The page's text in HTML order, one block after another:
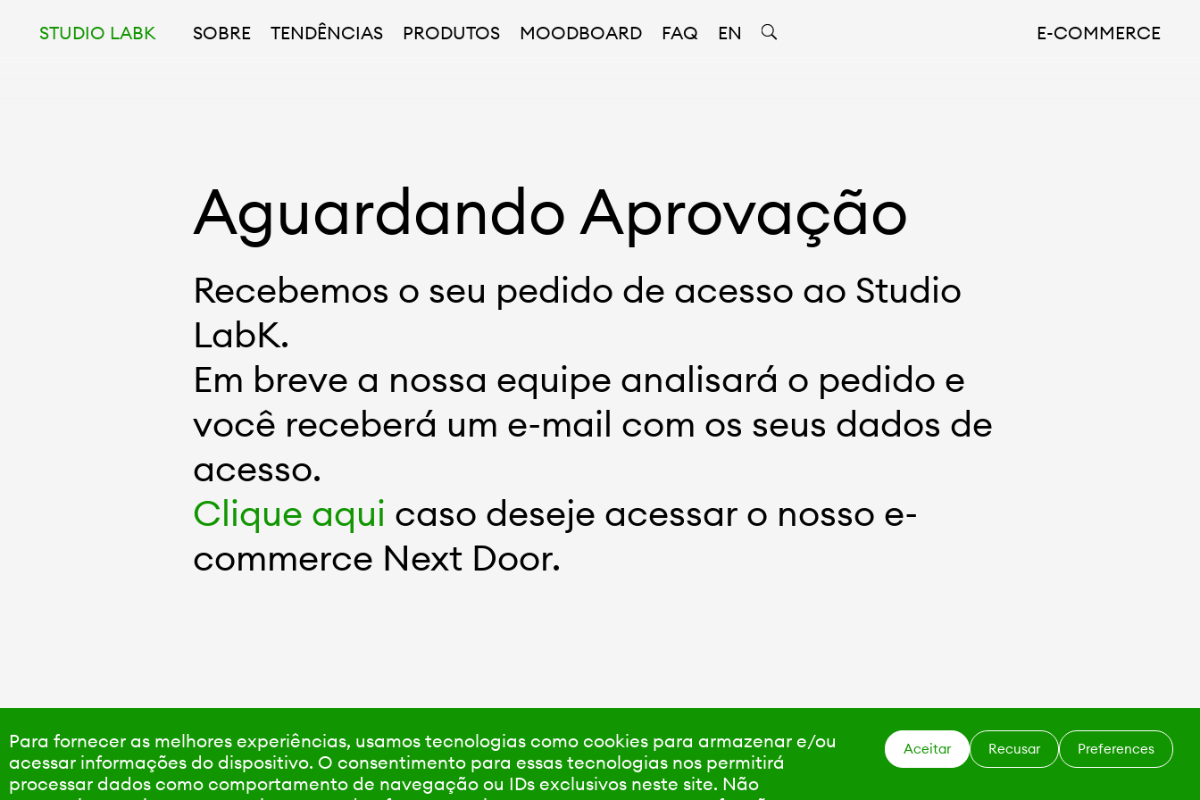
Para fornecer as melhores experiências, usamos tecnologias como cookies para armazenar e/ou
acessar informações do dispositivo. O consentimento para essas tecnologias nos permitirá
processar dados como comportamento de navegação ou IDs exclusivos neste site. Não
Aceitar Recusar Preferences
E-COMMERCE
STUDIO LABK SOBRE TENDÊNCIAS PRODUTOS MOODBOARD FAQ EN
Aguardando Aprovação
Recebemos o seu pedido de acesso ao Studio
LabK.
Em breve a nossa equipe analisará o pedido e
você receberá um e-mail com os seus dados de
acesso.
Clique aqui caso deseje acessar o nosso e-
commerce Next Door.